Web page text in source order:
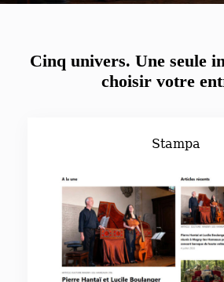
Cinq univers. Une seule
choisir votre
Stampa